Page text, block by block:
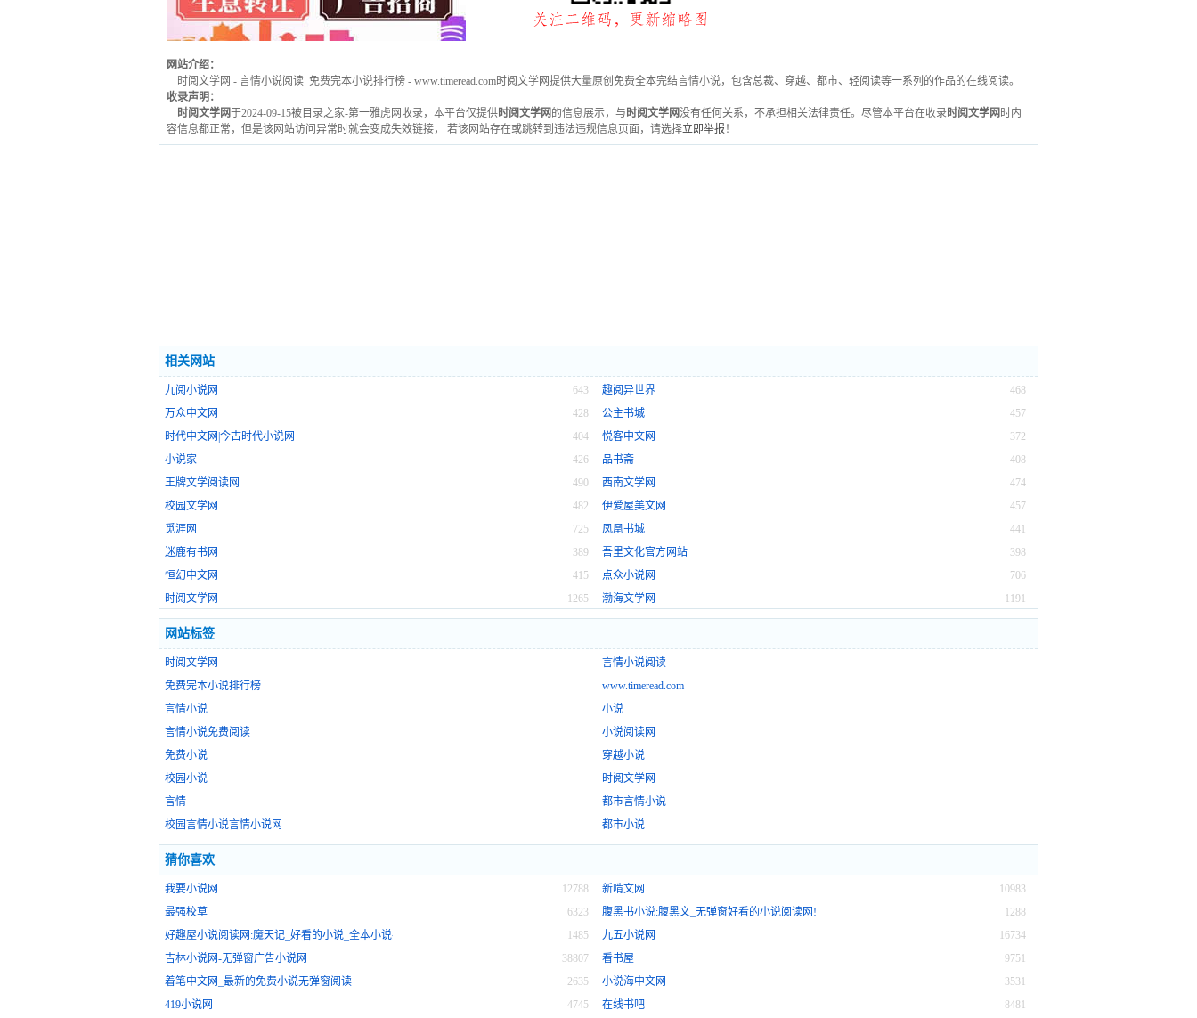
网站介绍：
时阅文学网 - 言情小说阅读_免费完本小说排行榜 - www.timeread.com时阅文学网提供大量原创免费全本完结言情小说，包含总裁、穿越、都市、轻阅读等一系列的作品的在线阅读。
收录声明：
时阅文学网于2024-09-15被目录之家-第一雅虎网收录，本平台仅提供时阅文学网 的信息展示，与时阅文学网没有任何关系，不承担相关法律责任。尽管本平台在收录时阅文学网 时内
容信息都正常，但是该网站访问异常时就会变成失效链接， 若该网站存在或跳转到违法违规信息页面，请选择立即举报 ！
相关网站
643
九阅小说网 468
趣阅异世界
428
万众中文网 457
公主书城
404
时代中文网|今古时代小说网 372
悦客中文网
426
小说家 408
品书斋
490
王牌文学阅读网 474
西南文学网
482
校园文学网 457
伊爱屋美文网
725
觅涯网 441
凤凰书城
389
迷鹿有书网 398
吾里文化官方网站
415
恒幻中文网 706
点众小说网
1265
时阅文学网 1191
渤海文学网
网站标签
时阅文学网
言情小说阅读
免费完本小说排行榜
www.timeread.com
言情小说
小说
言情小说免费阅读
小说阅读网
免费小说
穿越小说
校园小说
时阅文学网
言情
都市言情小说
校园言情小说言情小说网
都市小说
猜你喜欢
12788
我要小说网 10983
新啃文网
6323
最强校草 1288
腹黑书小说:腹黑文_无弹窗好看的小说阅读网!
1485
好趣屋小说阅读网:魔天记_好看的小说_全本小说排行榜_言情穿越小说大全 16734
九五小说网
38807
吉林小说网-无弹窗广告小说网 9751
看书屋
2635
着笔中文网_最新的免费小说无弹窗阅读 3531
小说海中文网
4745
419小说网 8481
在线书吧